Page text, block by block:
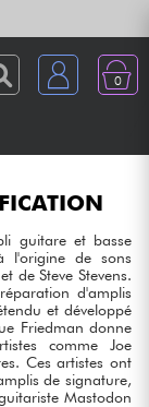
0
guitare et basse
l'origine de sons
de Steve Stevens.
d'amplis
et développé
Friedman donne
comme Joe
Ces artistes ont
de signature,
Mastodon